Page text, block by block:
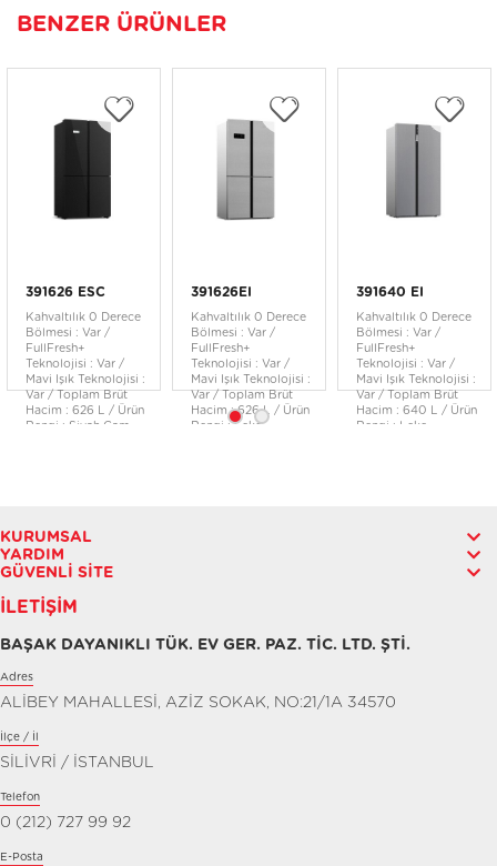
BENZER ÜRÜNLER
391626 ESC
Kahvaltılık 0 Derece
Bölmesi : Var /
FullFresh+
Teknolojisi : Var /
Mavi Işık Teknolojisi :
Var / Toplam Brüt
Hacim : 626 L / Ürün
Rengi : Siyah Cam
391626EI
Kahvaltılık 0 Derece
Bölmesi : Var /
FullFresh+
Teknolojisi : Var /
Mavi Işık Teknolojisi :
Var / Toplam Brüt
Hacim : 626 L / Ürün
Rengi : Leke
391640 EI
Kahvaltılık 0 Derece
Bölmesi : Var /
FullFresh+
Teknolojisi : Var /
Mavi Işık Teknolojisi :
Var / Toplam Brüt
Hacim : 640 L / Ürün
Rengi : Leke
KURUMSAL
YARDIM
GÜVENLI SITE
İLETIŞIM
BAŞAK DAYANIKLI TÜK. EV GER. PAZ. TİC. LTD. ŞTİ.
Adres
ALİBEY MAHALLESİ, AZİZ SOKAK, NO:21/1A 34570
İlçe / İl
SİLİVRİ / İSTANBUL
Telefon
0 (212) 727 99 92
E-Posta